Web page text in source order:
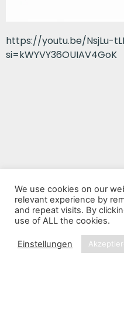
https://youtu.be/NsjLu-
si=kWYVY36OUIAV4GoK
VORHERIGER BEITRAG
Humanity
We use cookies on our
relevant experience by
and repeat visits. By
use of ALL the cookies.
Einstellungen